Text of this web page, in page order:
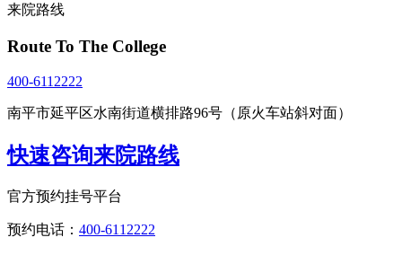
来院路线
Route To The College
400-6112222
南平市延平区水南街道横排路96号（原火车站斜对面）
快速咨询来院路线
官方预约挂号平台
预约电话： 400-6112222